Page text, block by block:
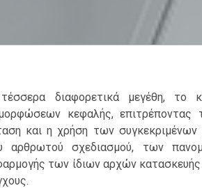
διαφορετικά μεγέθη, το
κεφαλής, επιτρέποντας
και η χρήση των συγκεκριμένων
αρθρωτού σχεδιασμού, των
των ίδιων αρχών